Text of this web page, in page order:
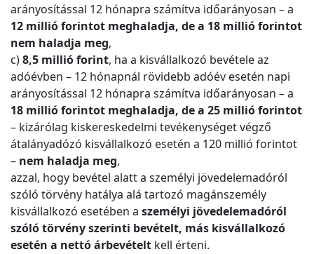
arányosítással 12 hónapra számítva időarányosan – a
12 millió forintot meghaladja, de a 18 millió forintot
nem haladja meg,
c)8,5 millió forint, ha a kisvállalkozó bevétele az
adóévben – 12 hónapnál rövidebb adóév esetén napi
arányosítással 12 hónapra számítva időarányosan – a
18 millió forintot meghaladja, de a 25 millió forintot
– kizárólag kiskereskedelmi tevékenységet végző
átalányadózó kisvállalkozó esetén a 120 millió forintot
– nem haladja meg,
azzal, hogy bevétel alatt a személyi jövedelemadóról
szóló törvény hatálya alá tartozó magánszemély
kisvállalkozó esetében a személyi jövedelemadóról
szóló törvény szerinti bevételt, más kisvállalkozó
esetén a nettó árbevételt kell érteni.